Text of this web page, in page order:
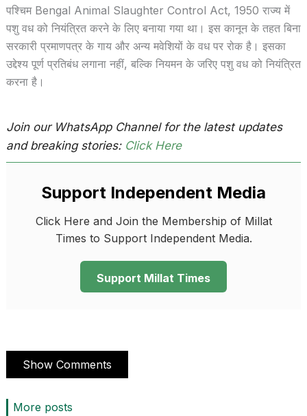
पश्चिम Bengal Animal Slaughter Control Act, 1950 राज्य में
पशु वध को नियंत्रित करने के लिए बनाया गया था। इस कानून के तहत बिना
सरकारी प्रमाणपत्र के गाय और अन्य मवेशियों के वध पर रोक है। इसका
उद्देश्य पूर्ण प्रतिबंध लगाना नहीं, बल्कि नियमन के जरिए पशु वध को नियंत्रित
करना है।
Join our WhatsApp Channel for the latest updates
and breaking stories: Click Here
Support Independent Media
Click Here and Join the Membership of Millat
Times to Support Independent Media.
Support Millat Times
Show Comments
More posts